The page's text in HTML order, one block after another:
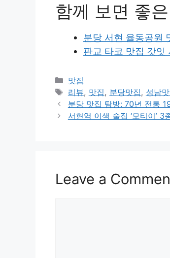
함께 보면 좋
분당 서현 율동공원
판교 타코 맛집 갓잇
Categories
맛집
Tags
리뷰, 맛집, 분당맛집, 성남
분당 맛집 탐방: 70년 전통
서현역 이색 술집 ‘모티이’ 3
Leave a